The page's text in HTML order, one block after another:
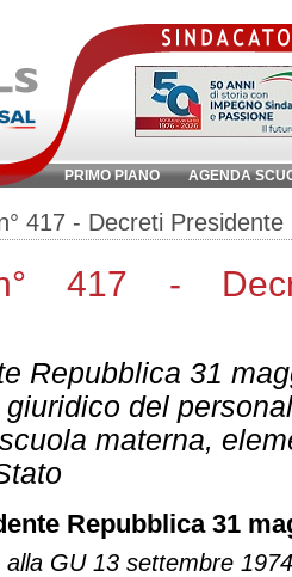
PRIMO PIANO AGENDA
chiave:
417 - Decreti Presidente
417 -
Repubblica 31
del
materna,
Repubblica 31
alla GU 13 settembre